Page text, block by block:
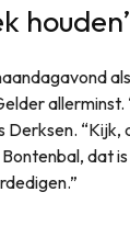
houden’
allerminst.
Derksen. “Kijk,
dat